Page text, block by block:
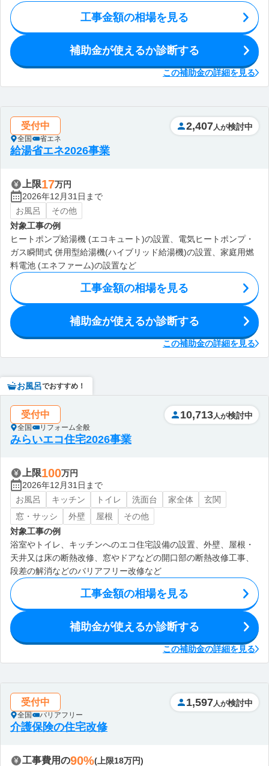
工事金額の相場を見る
補助金が使えるか診断する
この補助金の詳細を見る
受付中
全国 省エネ
2,407 人が検討中
給湯省エネ2026事業
上限17万円
2026年12月31日まで
お風呂
その他
対象工事の例
ヒートポンプ給湯機 (エコキュート)の設置、電気ヒートポンプ・
ガス瞬間式 併用型給湯機(ハイブリッド給湯機)の設置、家庭用燃
料電池 (エネファーム)の設置など
工事金額の相場を見る
補助金が使えるか診断する
この補助金の詳細を見る
お風呂でおすすめ！
受付中
全国 リフォーム全般
10,713 人が検討中
みらいエコ住宅2026事業
上限100万円
2026年12月31日まで
お風呂
キッチン トイレ 洗面台 家全体
玄関
窓・サッシ
外壁 屋根
その他
対象工事の例
浴室やトイレ、キッチンへのエコ住宅設備の設置、外壁、屋根・
天井又は床の断熱改修、窓やドアなどの開口部の断熱改修工事、
段差の解消などのバリアフリー改修など
工事金額の相場を見る
補助金が使えるか診断する
この補助金の詳細を見る
受付中
全国 バリアフリー
1,597 人が検討中
介護保険の住宅改修
工事費用の90%(上限18万円)